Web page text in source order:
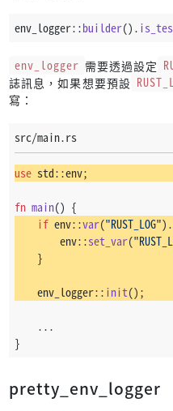
env_logger::builder().
env_logger 需要透過設定
誌訊息，如果想要預設
寫：
src/main.rs
use std::env;
fn main() {
if env::var("RUST_LOG").
        env::
set_var(
    }
    env_logger::
init();
    ...
}
pretty_env_logger